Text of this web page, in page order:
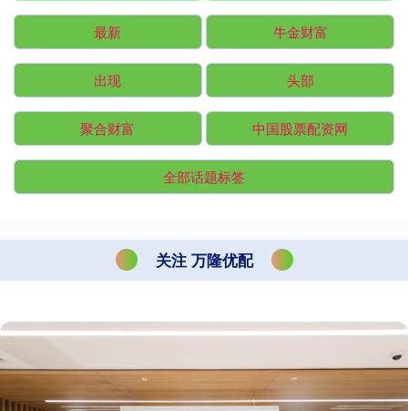
最新 牛金财富
出现 头部
聚合财富 中国股票配资网
全部话题标签
关注 万隆优配